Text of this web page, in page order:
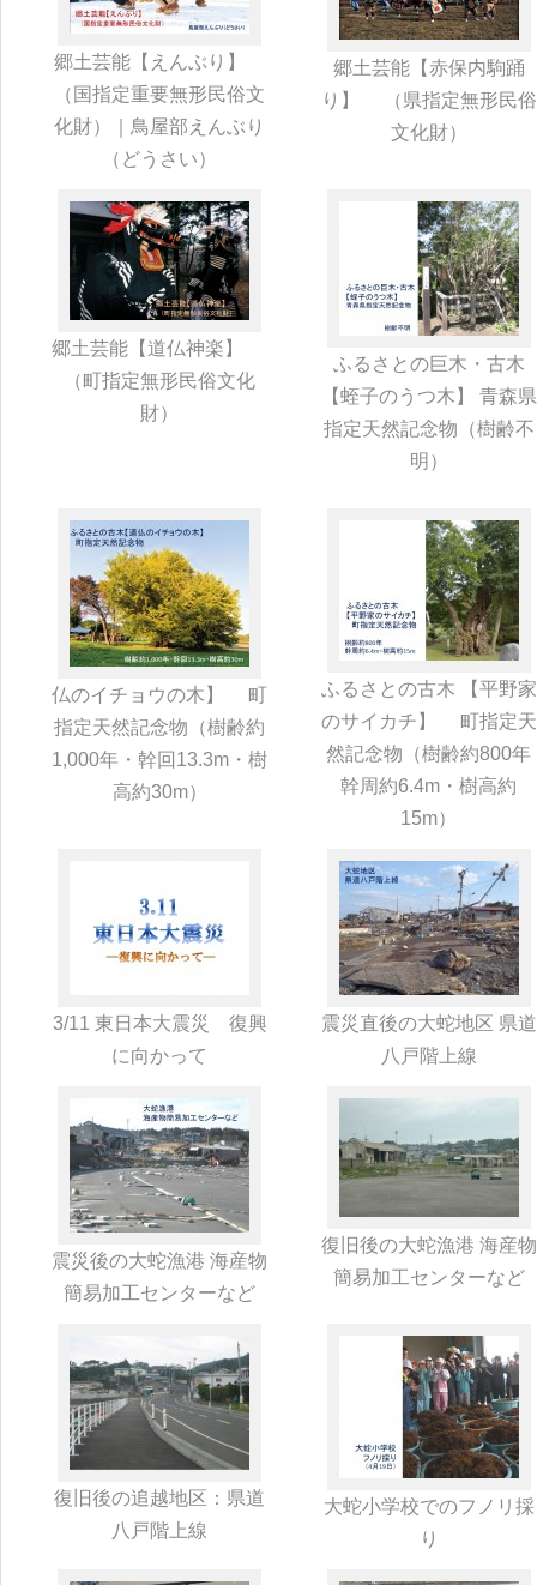
郷土芸能【えんぶり】
（国指定重要無形民俗文
化財）｜鳥屋部えんぶり
（どうさい）
郷土芸能【赤保内駒踊
り】 （県指定無形民俗
文化財）
郷土芸能【道仏神楽】
（町指定無形民俗文化
財）
ふるさとの巨木・古木
【蛭子のうつ木】 青森県
指定天然記念物（樹齢不
明）
仏のイチョウの木】 町
指定天然記念物（樹齢約
1,000年・幹回13.3m・樹
高約30m）
ふるさとの古木 【平野家
のサイカチ】 町指定天
然記念物（樹齢約800年
幹周約6.4m・樹高約
15m）
3/11 東日本大震災 復興
に向かって
震災直後の大蛇地区 県道
八戸階上線
震災後の大蛇漁港 海産物
簡易加工センターなど
復旧後の大蛇漁港 海産物
簡易加工センターなど
復旧後の追越地区：県道
八戸階上線
大蛇小学校でのフノリ採
り